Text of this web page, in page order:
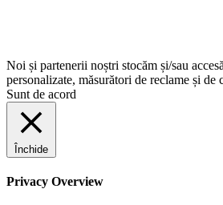
Noi și partenerii noștri stocăm și/sau
personalizate, măsurători de reclame și
Sunt de acord
Închide
Privacy Overview